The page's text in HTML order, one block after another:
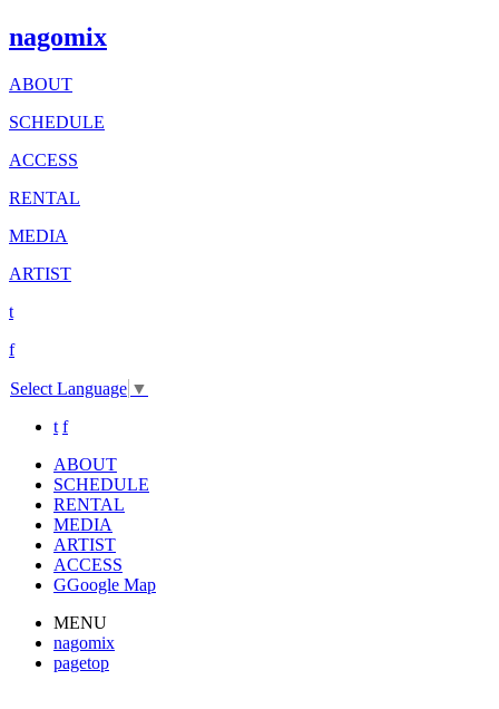
nagomix
ABOUT
SCHEDULE
ACCESS
RENTAL
MEDIA
ARTIST
t
f
Select Language ▼
t f
ABOUT
SCHEDULE
RENTAL
MEDIA
ARTIST
ACCESS
GGoogle Map
MENU
nagomix
pagetop